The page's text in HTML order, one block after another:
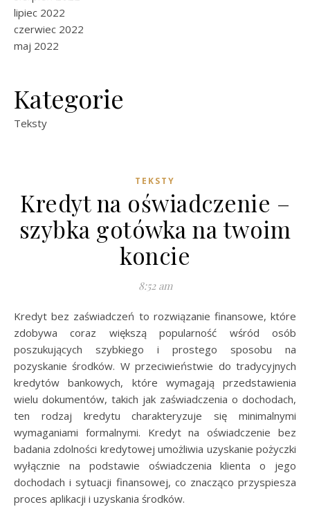
lipiec 2022
czerwiec 2022
maj 2022
Kategorie
Teksty
TEKSTY
Kredyt na oświadczenie –
szybka gotówka na twoim
koncie
8:52 am
Kredyt bez zaświadczeń to rozwiązanie finansowe, które
zdobywa coraz większą popularność wśród osób
poszukujących szybkiego i prostego sposobu na
pozyskanie środków. W przeciwieństwie do tradycyjnych
kredytów bankowych, które wymagają przedstawienia
wielu dokumentów, takich jak zaświadczenia o dochodach,
ten rodzaj kredytu charakteryzuje się minimalnymi
wymaganiami formalnymi. Kredyt na oświadczenie bez
badania zdolności kredytowej umożliwia uzyskanie pożyczki
wyłącznie na podstawie oświadczenia klienta o jego
dochodach i sytuacji finansowej, co znacząco przyspiesza
proces aplikacji i uzyskania środków.